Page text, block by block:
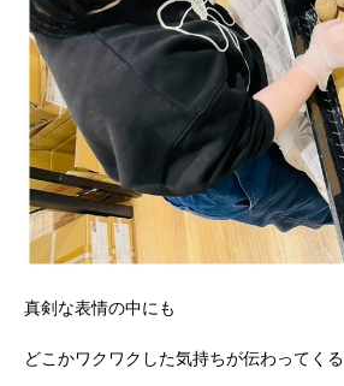
真剣な表情の中にも
どこかワクワクした気持ちが伝わってくる